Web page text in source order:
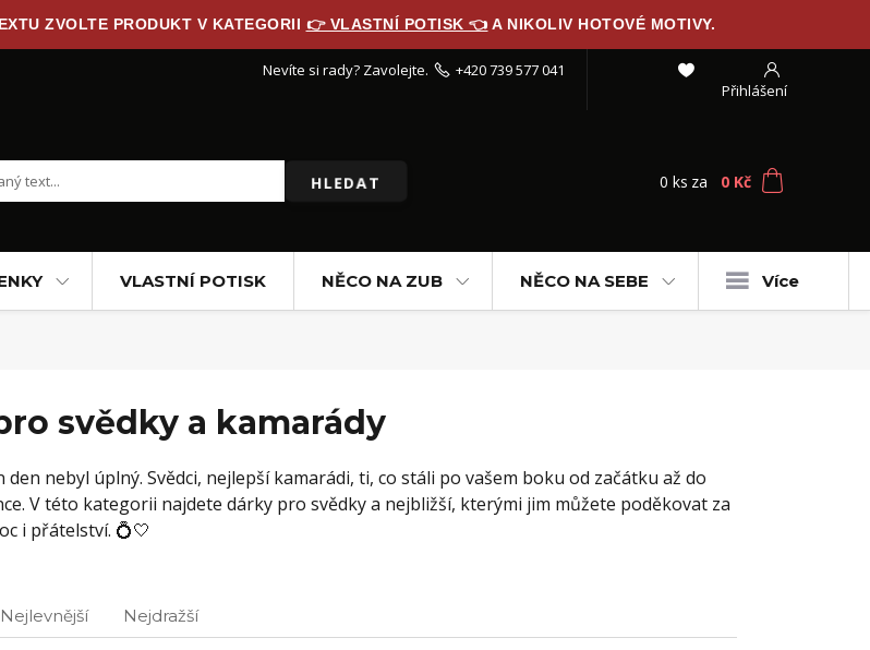
ZVOLTE PRODUKT V KATEGORII 👉 VLASTNÍ POTISK 👈 A NIKOLIV HOTOVÉ MOTIVY.
Přihlášení
HLEDAT
Nevíte si rady? Zavolejte. +420 739 577 041
0 ks za 0 Kč
VLASTNÍ POTISK NĚCO NA ZUB NĚCO NA SEBE Více
svědky a kamarády
den nebyl úplný. Svědci, nejlepší kamarádi, ti, co stáli po vašem boku od začátku až do
V této kategorii najdete dárky pro svědky a nejbližší, kterými jim můžete poděkovat za
i přátelství. 💍🤍
Nejlevnější Nejdražší